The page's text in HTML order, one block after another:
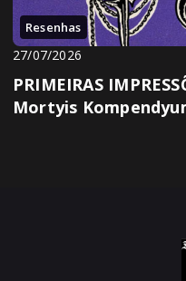
Resenhas
27/07/2026
PRIMEIRAS
Mortyis